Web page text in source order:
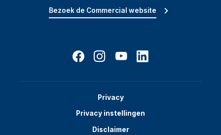
Bezoek de Commercial website
Privacy
Privacy instellingen
Disclaimer